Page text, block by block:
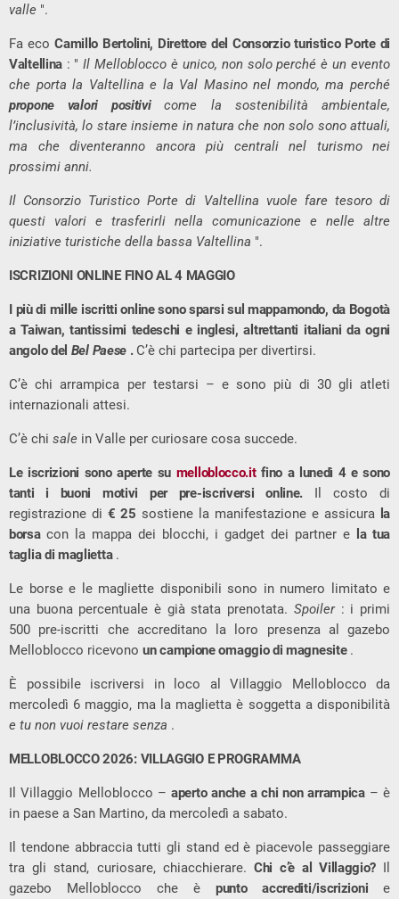
valle ".
Fa ecoCamillo Bertolini, Direttore del Consorzio turistico Porte di
Valtellina : "Il Melloblocco è unico, non solo perché è un evento
che porta la Valtellina e la Val Masino nel mondo, ma perché
propone valori positivicome la sostenibilità ambientale,
l’inclusività, lo stare insieme in natura che non solo sono attuali,
ma che diventeranno ancora più centrali nel turismo nei
prossimi anni.
Il Consorzio Turistico Porte di Valtellina vuole fare tesoro di
questi valori e trasferirli nella comunicazione e nelle altre
iniziative turistiche della bassa Valtellina ".
ISCRIZIONI ONLINE FINO AL 4 MAGGIO
I più di mille iscritti online sono sparsi sul mappamondo, da Bogotà
a Taiwan, tantissimi tedeschi e inglesi, altrettanti italiani da ogni
angolo del Bel Paese . C’è chi partecipa per divertirsi.
C’è chi arrampica per testarsi – e sono più di 30 gli atleti
internazionali attesi.
C’è chi sale in Valle per curiosare cosa succede.
Le iscrizioni sono aperte su melloblocco.itfino a lunedì 4 e sono
tanti i buoni motivi per pre-iscriversi online.
Il costo di
registrazione di€ 25 sostiene la manifestazione e assicura la
borsacon la mappa dei blocchi, i gadget dei partner e
la tua
taglia di maglietta .
Le borse e le magliette disponibili sono in numero limitato e
una buona percentuale è già stata prenotata. Spoiler : i primi
500 pre-iscritti che accreditano la loro presenza al gazebo
Melloblocco ricevono un campione omaggio di magnesite .
È possibile iscriversi in loco al Villaggio Melloblocco da
mercoledì 6 maggio, ma la maglietta è soggetta a disponibilità
e tu non vuoi restare senza .
MELLOBLOCCO 2026: VILLAGGIO E PROGRAMMA
Il Villaggio Melloblocco –aperto anche a chi non arrampica – è
in paese a San Martino, da mercoledì a sabato.
Il tendone abbraccia tutti gli stand ed è piacevole passeggiare
tra gli stand, curiosare, chiacchierare. Chi c’è al Villaggio?
gazebo Melloblocco che èpunto accrediti/iscrizioni e